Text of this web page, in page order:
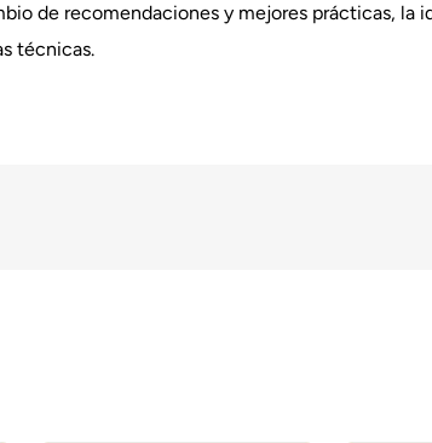
de recomendaciones y mejores prácticas, la
técnicas.